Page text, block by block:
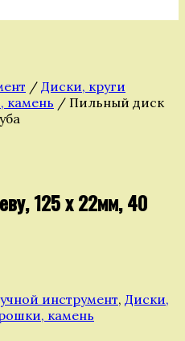
/ Диски, круги
камень / Пильный диск
125 х 22мм, 40
инструмент, Диски,
камень